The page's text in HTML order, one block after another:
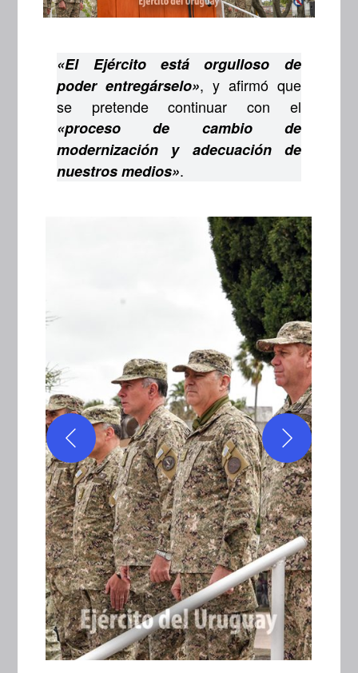
«El Ejército está orgulloso de
poder entregárselo», y afirmó que
se pretende continuar con el
«proceso de cambio de
modernización y adecuación de
nuestros medios».